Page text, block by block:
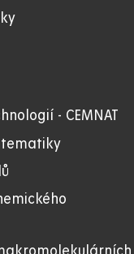
- CEMNAT